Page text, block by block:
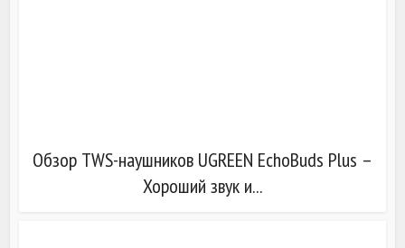
Обзор TWS-наушников UGREEN EchoBuds Plus –
Хороший звук и...